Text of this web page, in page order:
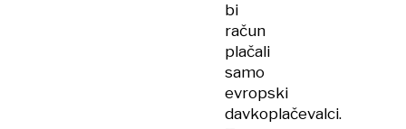
bi
račun
plačali
samo
evropski
davkoplačevalci.